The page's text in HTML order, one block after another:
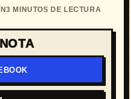
3 MINUTOS DE LECTURA